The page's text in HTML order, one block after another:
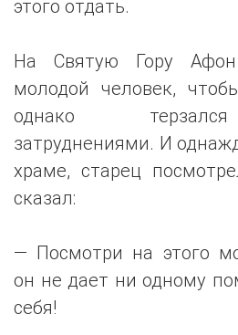
этого отдать.
На Святую Гору
молодой человек,
однако
затруднениями. И
храме, старец
сказал:
— Посмотри на этого
он не дает ни одному
себя!